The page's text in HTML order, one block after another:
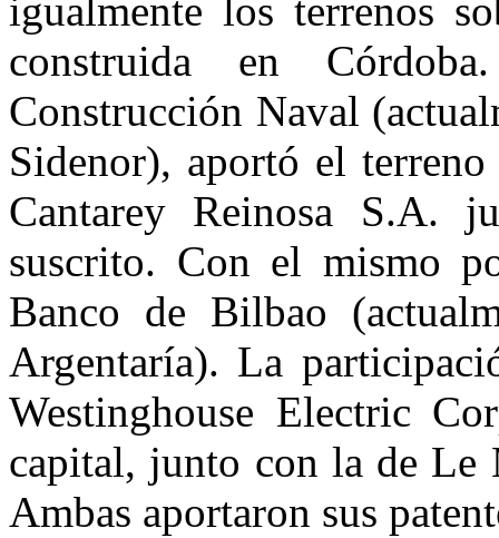
igualmente los terrenos
construida en
Construcción Naval
Sidenor), aportó el terreno
Cantarey Reinosa S.A.
suscrito. Con el mismo
Ban­co de Bilbao
Argentaría). La
Westinghouse Electric
capital, junto con la de Le
Ambas aportaron sus